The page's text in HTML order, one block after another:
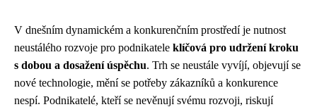
V dnešním dynamickém a konkurenčním prostředí je nutnost
neustálého rozvoje pro podnikatele klíčová pro udržení kroku
s dobou a dosažení úspěchu. Trh se neustále vyvíjí, objevují se
nové technologie, mění se potřeby zákazníků a konkurence
nespí. Podnikatelé, kteří se nevěnují svému rozvoji, riskují